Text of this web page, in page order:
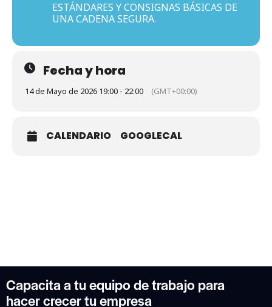
ESTÁNDARES Y CONSIGNAS BÁSICAS DE
UNA CADENA SEGURA.
Fecha y hora
14 de Mayo de 2026 19:00 - 22:00 (GMT+00:00)
CALENDARIO GOOGLECAL
Capacita a tu equipo de trabajo para
hacer crecer tu empresa